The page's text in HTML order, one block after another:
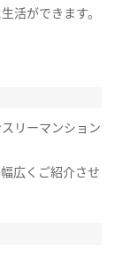
活ができます。
リーマンション
広くご紹介させ